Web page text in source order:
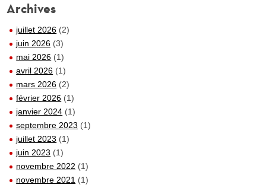
Archives
juillet 2026 (2)
juin 2026 (3)
mai 2026 (1)
avril 2026 (1)
mars 2026 (2)
février 2026 (1)
janvier 2024 (1)
septembre 2023 (1)
juillet 2023 (1)
juin 2023 (1)
novembre 2022 (1)
novembre 2021 (1)